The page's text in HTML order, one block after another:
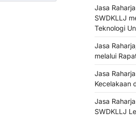
Jasa
SWDKLLJ
Teknologi
Jasa
melalui
Jasa
Kecelakaan
Jasa
SWDKLLJ